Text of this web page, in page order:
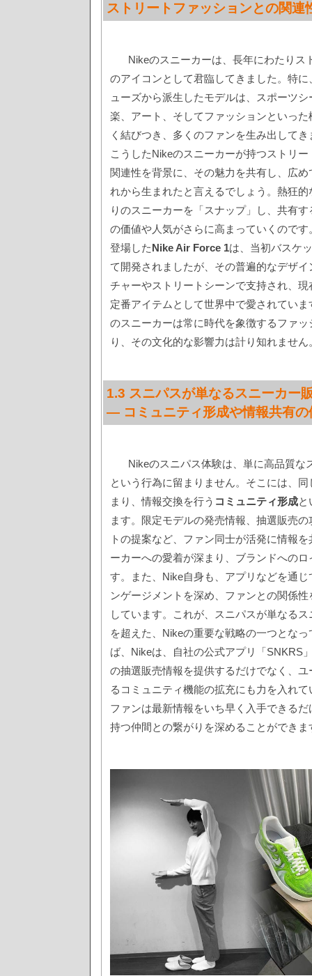
ストリートファッションとの関連
Nikeのスニーカーは、長年にわたりス
のアイコンとして君臨してきました。特
ューズから派生したモデルは、スポーツ
楽、アート、そしてファッションといっ
く結びつき、多くのファンを生み出して
こうしたNikeのスニーカーが持つストリ
関連性を背景に、その魅力を共有し、広
れから生まれたと言えるでしょう。熱狂
りのスニーカーを「スナップ」し、共有
の価値や人気がさらに高まっていくので
登場したNike Air Force 1は、当初バスケ
て開発されましたが、その普遍的なデザ
チャーやストリートシーンで支持され、
定番アイテムとして世界中で愛されてい
のスニーカーは常に時代を象徴するファ
り、その文化的な影響力は計り知れません
1.3 スニパスが単なるスニーカー
— コミュニティ形成や情報共有の
Nikeのスニパス体験は、単に高品質な
という行為に留まりません。そこには、
まり、情報交換を行う コミュニティ形成と
ます。限定モデルの発売情報、抽選販売
トの提案など、ファン同士が活発に情報
ーカーへの愛着が深まり、ブランドへの
す。また、Nike自身も、アプリなどを通
ンゲージメントを深め、ファンとの関係
しています。これが、スニパスが単なる
を超えた、Nikeの重要な戦略の一つとな
ば、Nikeは、自社の公式アプリ「SNKRS
の抽選販売情報を提供するだけでなく、
るコミュニティ機能の拡充にも力を入れ
ファンは最新情報をいち早く入手できる
持つ仲間との繋がりを深めることができま